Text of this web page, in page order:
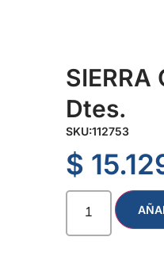
SIERRA
Dtes.
SKU:112753
$